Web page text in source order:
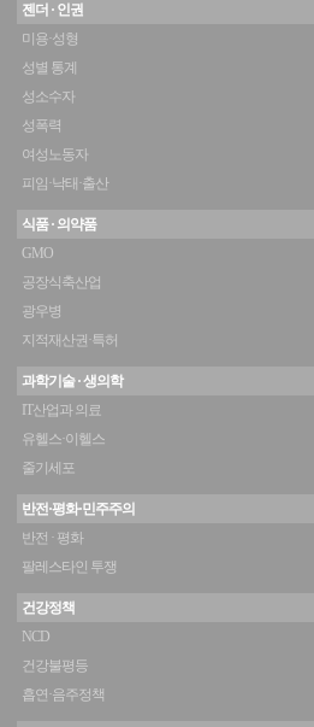
젠더 · 인권
미용·성형
성별 통계
성소수자
성폭력
여성노동자
피임·낙태·출산
식품 · 의약품
GMO
공장식축산업
광우병
지적재산권·특허
과학기술 · 생의학
IT산업과 의료
유헬스·이헬스
줄기세포
반전·평화·민주주의
반전 · 평화
팔레스타인 투쟁
건강정책
NCD
건강불평등
흡연·음주정책